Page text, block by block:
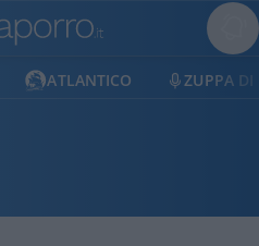
ATLANTICO ZUPPA DI